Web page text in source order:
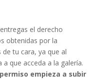
el derecho
obtenidas por la
tu cara, ya que al
que acceda a la galería.
empieza a subir